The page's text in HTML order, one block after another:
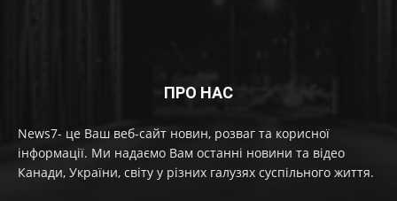
ПРО НАС
News7- це Ваш веб-сайт новин, розваг та корисної
інформації. Ми надаємо Вам останні новини та відео
Канади, України, світу у різних галузях суспільного життя.